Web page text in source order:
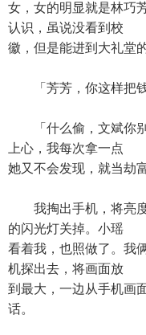
女，女的明显就是林巧
认识，虽说没看到校
徽，但是能进到大礼堂
「芳芳，你这样把钱
「什么偷，文斌你别
上心，我每次拿一点
她又不会发现，就当劫
我掏出手机，将亮度
的闪光灯关掉。小瑶
看着我，也照做了。我
机探出去，将画面放
到最大，一边从手机画
话。